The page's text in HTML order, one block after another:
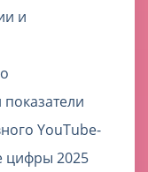
и
YouTube-
цифры 2025